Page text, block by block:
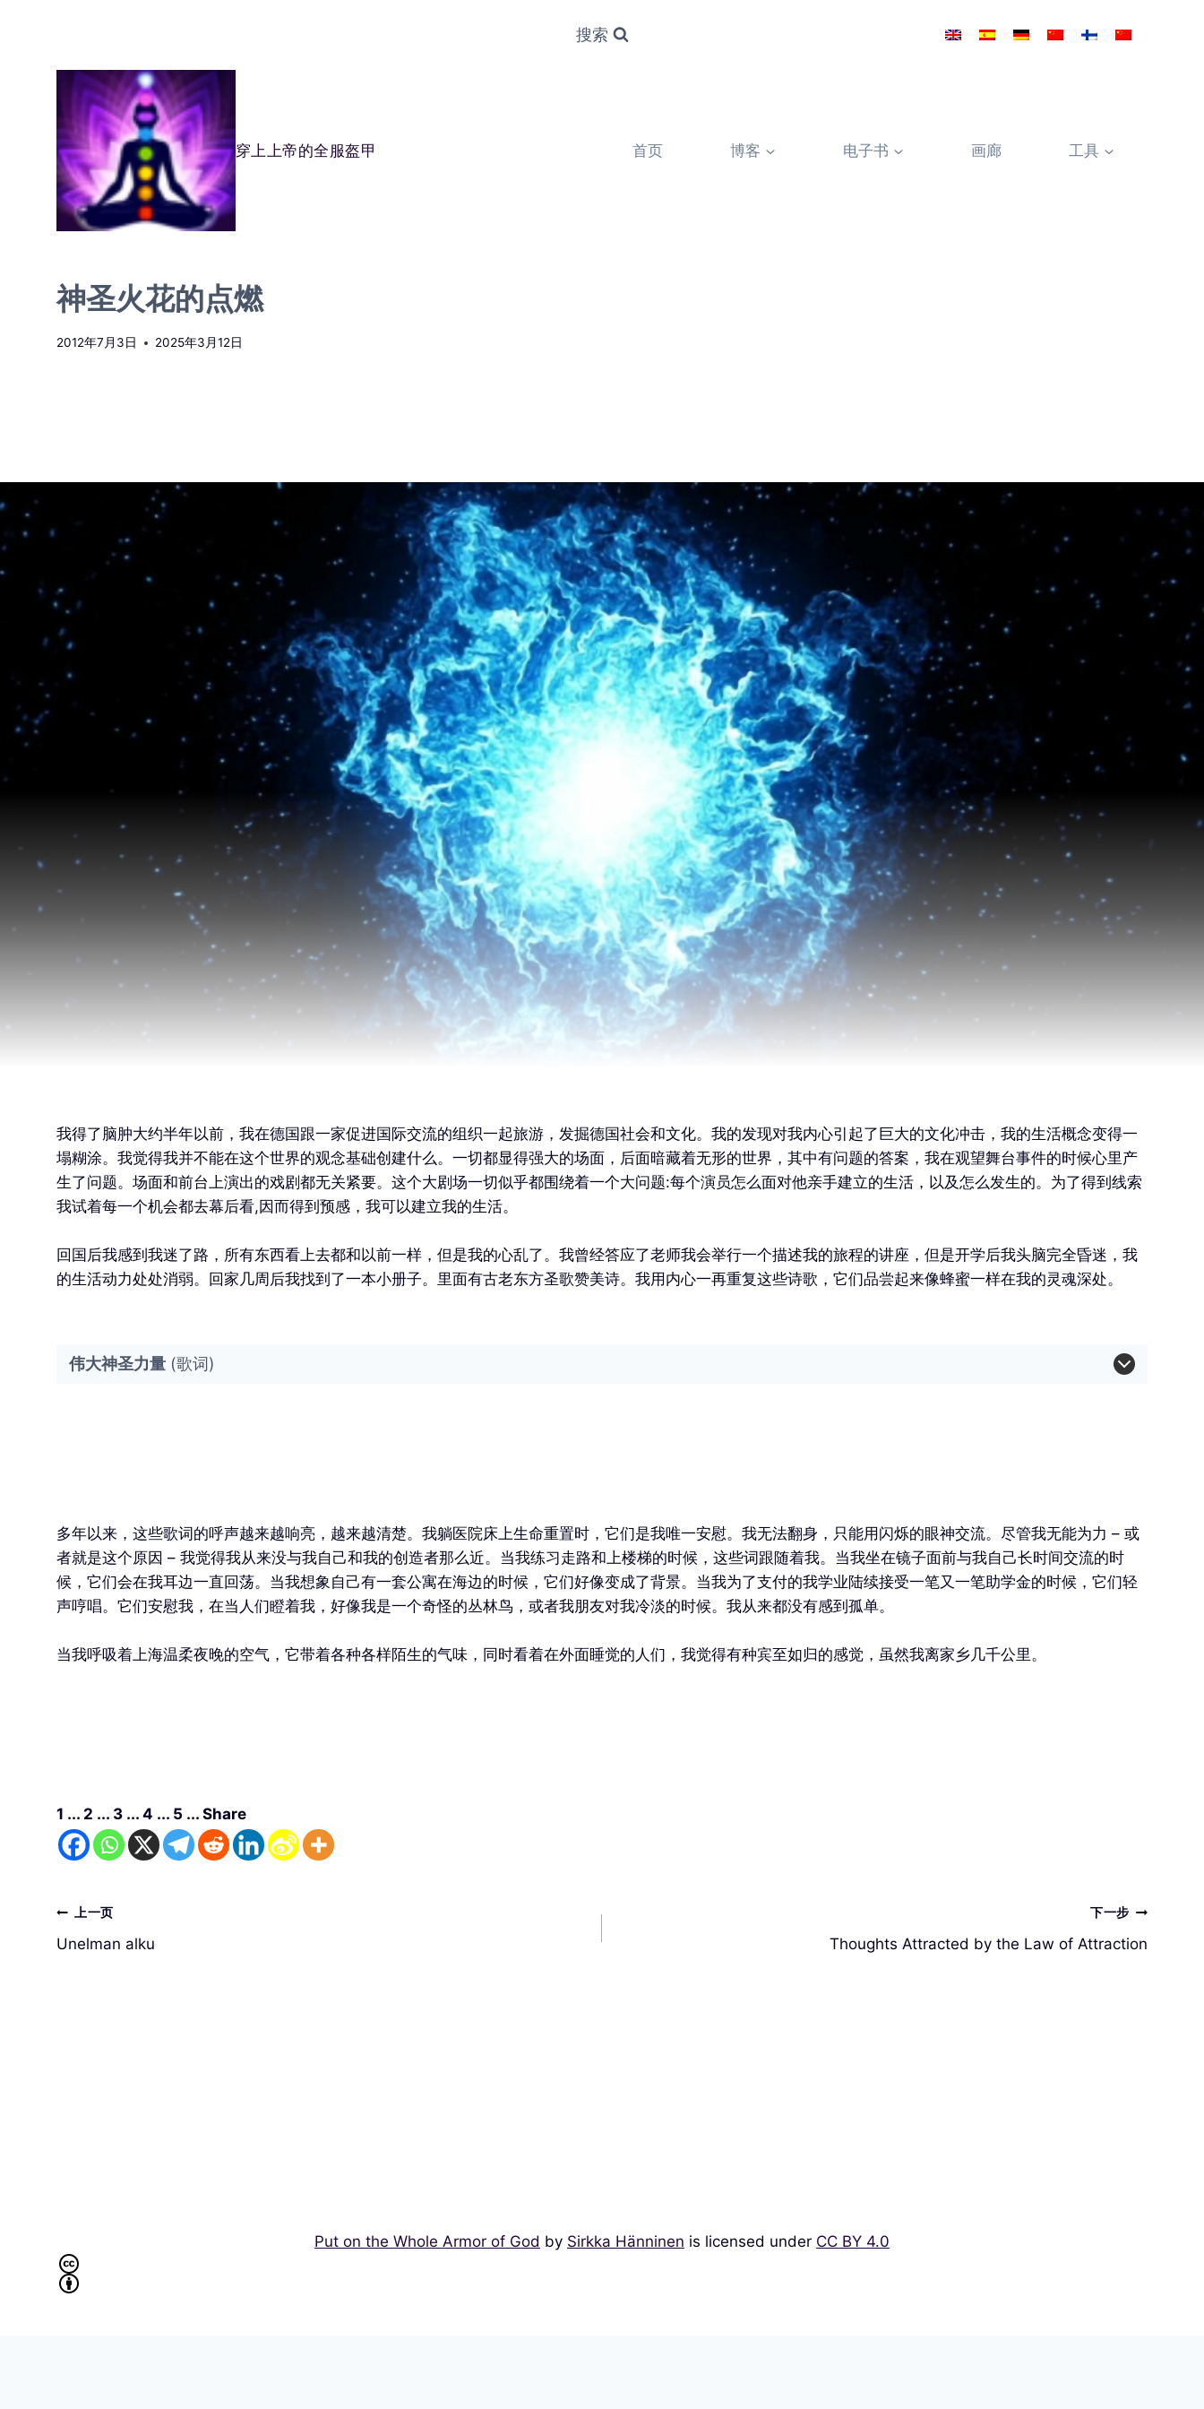
搜索
穿上上帝的全服盔甲 首页 博客 电子书 画廊 工具
神圣火花的点燃
2012年7月3日 2025年3月12日
我得了脑肿大约半年以前，我在德国跟一家促进国际交流的组织一起旅游，发掘德国社会和文化。我的发现对我内心引起了巨大的文化冲击，我的生活概念变得一
塌糊涂。我觉得我并不能在这个世界的观念基础创建什么。一切都显得强大的场面，后面暗藏着无形的世界，其中有问题的答案，我在观望舞台事件的时候心里产
生了问题。场面和前台上演出的戏剧都无关紧要。这个大剧场一切似乎都围绕着一个大问题:每个演员怎么面对他亲手建立的生活，以及怎么发生的。为了得到线索
我试着每一个机会都去幕后看,因而得到预感，我可以建立我的生活。
回国后我感到我迷了路，所有东西看上去都和以前一样，但是我的心乱了。我曾经答应了老师我会举行一个描述我的旅程的讲座，但是开学后我头脑完全昏迷，我
的生活动力处处消弱。回家几周后我找到了一本小册子。里面有古老东方圣歌赞美诗。我用内心一再重复这些诗歌，它们品尝起来像蜂蜜一样在我的灵魂深处。
伟大神圣力量(歌词)
多年以来，这些歌词的呼声越来越响亮，越来越清楚。我躺医院床上生命重置时，它们是我唯一安慰。我无法翻身，只能用闪烁的眼神交流。尽管我无能为力 – 或
者就是这个原因 – 我觉得我从来没与我自己和我的创造者那么近。当我练习走路和上楼梯的时候，这些词跟随着我。当我坐在镜子面前与我自己长时间交流的时
候，它们会在我耳边一直回荡。当我想象自己有一套公寓在海边的时候，它们好像变成了背景。当我为了支付的我学业陆续接受一笔又一笔助学金的时候，它们轻
声哼唱。它们安慰我，在当人们瞪着我，好像我是一个奇怪的丛林鸟，或者我朋友对我冷淡的时候。我从来都没有感到孤单。
当我呼吸着上海温柔夜晚的空气，它带着各种各样陌生的气味，同时看着在外面睡觉的人们，我觉得有种宾至如归的感觉，虽然我离家乡几千公里。
1 ... 2 ... 3 ... 4 ... 5 ... Share
文
章
上一页
Unelman alku
下一步
Thoughts Attracted by the Law of Attraction
Put on the Whole Armor of God by Sirkka Hänninen is licensed under CC BY 4.0